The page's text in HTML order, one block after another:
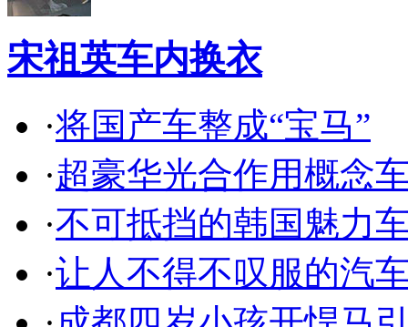
宋祖英车内换衣
·将国产车整成“宝马”
·超豪华光合作用概念
·不可抵挡的韩国魅力
·让人不得不叹服的汽